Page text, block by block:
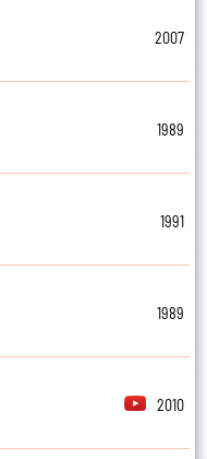
2007
1989
1991
1989
2010